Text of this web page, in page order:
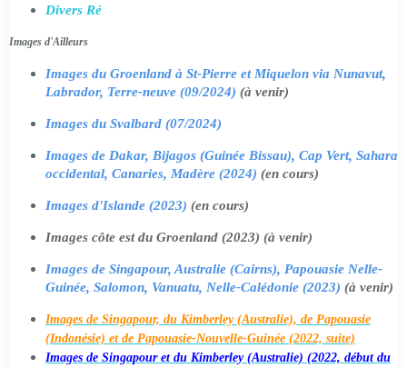
Divers Ré
Images d'Ailleurs
Images du Groenland à St-Pierre et Miquelon via Nunavut,
Labrador, Terre-neuve (09/2024) (à venir)
Images du Svalbard (07/2024)
Images de Dakar, Bijagos (Guinée Bissau), Cap Vert, Sahara
occidental, Canaries, Madère (2024) (en cours)
Images d'Islande (2023) (en cours)
Images côte est du Groenland (2023) (à venir)
Images de Singapour, Australie (Cairns), Papouasie Nelle-
Guinée, Salomon, Vanuatu, Nelle-Calédonie (2023) (à venir)
Images de Singapour, du Kimberley (Australie), de Papouasie
(Indonésie) et de Papouasie-Nouvelle-Guinée (2022, suite)
Images de Singapour et du Kimberley (Australie) (2022, début du